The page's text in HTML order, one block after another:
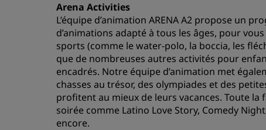
Arena Activities
L’équipe d’animation ARENA A2 propose un
d’animations adapté à tous les âges, pour
sports (comme le water-polo, la boccia, les
que de nombreuses autres activités pour
encadrés. Notre équipe d’animation met
chasses au trésor, des olympiades et des
profitent au mieux de leurs vacances. Toute
soirée comme Latino Love Story, Comedy
encore.